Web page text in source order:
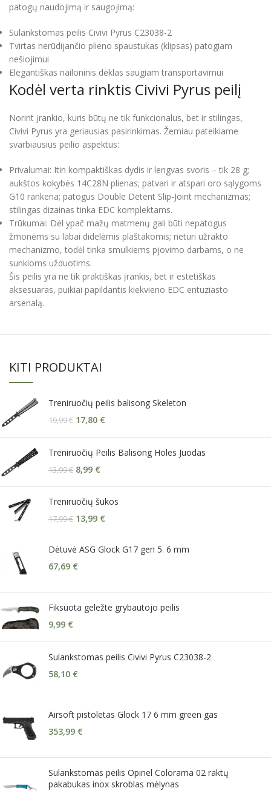
patogų naudojimą ir saugojimą:
Sulankstomas peilis Civivi Pyrus C23038-2
Tvirtas nerūdijančio plieno spaustukas (klipsas) patogiam
nešiojimui
Elegantiškas nailoninis dėklas saugiam transportavimui
Kodėl verta rinktis Civivi Pyrus peilį
Norint įrankio, kuris būtų ne tik funkcionalus, bet ir stilingas,
Civivi Pyrus yra geriausias pasirinkimas. Žemiau pateikiame
svarbiausius peilio aspektus:
Privalumai: Itin kompaktiškas dydis ir lengvas svoris – tik 28 g;
aukštos kokybės 14C28N plienas; patvari ir atspari oro sąlygoms
G10 rankena; patogus Double Detent Slip-Joint mechanizmas;
stilingas dizainas tinka EDC komplektams.
Trūkumai: Dėl ypač mažų matmenų gali būti nepatogus
žmonėms su labai didelėmis plaštakomis; neturi užrakto
mechanizmo, todėl tinka smulkiems pjovimo darbams, o ne
sunkioms užduotims.
Šis peilis yra ne tik praktiškas įrankis, bet ir estetiškas
aksesuaras, puikiai papildantis kiekvieno EDC entuziasto
arsenalą.
KITI PRODUKTAI
Treniruočių peilis balisong Skeleton
19,99€ 17,80 €
Treniruočių Peilis Balisong Holes Juodas
13,99€ 8,99 €
Treniruočių šukos
17,99€ 13,99 €
Dėtuvė ASG Glock G17 gen 5. 6 mm
67,69 €
Fiksuota geležte grybautojo peilis
9,99 €
Sulankstomas peilis Civivi Pyrus C23038-2
58,10 €
Airsoft pistoletas Glock 17 6 mm green gas
353,99 €
Sulankstomas peilis Opinel Colorama 02 raktų
pakabukas inox skroblas mėlynas